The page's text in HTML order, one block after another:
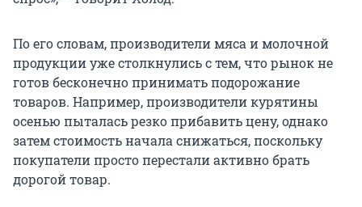
По его словам, производители мяса и молочной
продукции уже столкнулись с тем, что рынок не
готов бесконечно принимать подорожание
товаров. Например, производители курятины
осенью пыталась резко прибавить цену, однако
затем стоимость начала снижаться, поскольку
покупатели просто перестали активно брать
дорогой товар.